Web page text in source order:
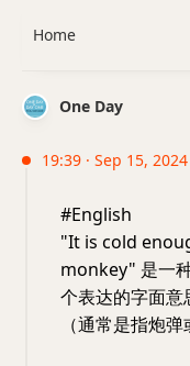
One Day
19:39 · Sep 15, 2024
#English
"It is cold
monkey" 是一
个表达的字面意
（通常是指炮
Home